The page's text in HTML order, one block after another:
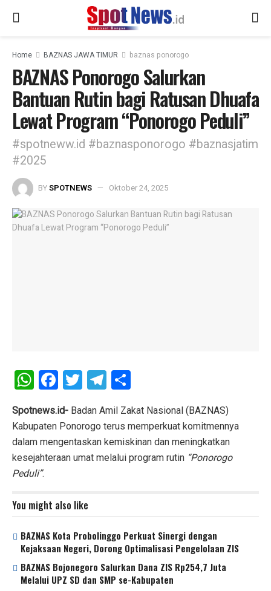
Home BAZNAS JAWA TIMUR baznas ponorogo
BAZNAS Ponorogo Salurkan
Bantuan Rutin bagi Ratusan Dhuafa
Lewat Program “Ponorogo Peduli”
#spotneww.id #baznasponorogo #baznasjatim
#2025
BYSPOTNEWS Oktober 24, 2025
W
h
at
s
A
p
p
F
a
ce
b
o
k
T
wi
tt
er
T
el
e
gr
a
h
ar
e
Spotnews.id- Badan Amil Zakat Nasional (BAZNAS)
Kabupaten Ponorogo terus memperkuat komitmennya
dalam mengentaskan kemiskinan dan meningkatkan
kesejahteraan umat melalui program rutin “Ponorogo
Peduli”.
You might also like
BAZNAS Kota Probolinggo Perkuat Sinergi dengan
Kejaksaan Negeri, Dorong Optimalisasi Pengelolaan ZIS
BAZNAS Bojonegoro Salurkan Dana ZIS Rp254,7 Juta
Melalui UPZ SD dan SMP se-Kabupaten